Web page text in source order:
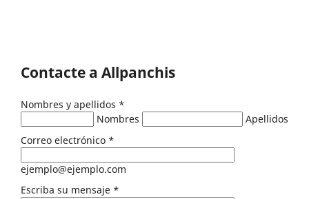
Contacte a Allpanchis
Nombres y apellidos *
Nombres
Apellidos
Correo electrónico *
ejemplo@ejemplo.com
Escriba su mensaje *